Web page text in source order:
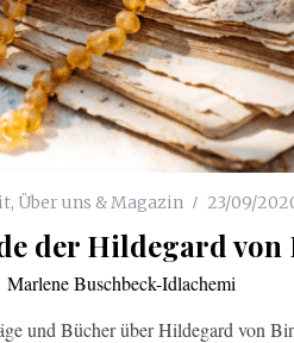
, Über uns & Magazin 23/09/
der Hildegard von
Marlene Buschbeck-Idlachemi
und Bücher über Hildegard von